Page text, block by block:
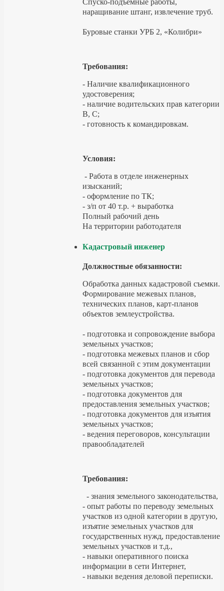
Спуско-подъемные работы,
наращивание штанг, извлечение труб.
Буровые станки УРБ 2, «Колибри»
Требования:
- Наличие квалификационного
удостоверения;
- наличие водительских прав категории
В, С;
- готовность к командировкам.
Условия:
- Работа в отделе инженерных
изысканий;
- оформление по ТК;
- з/п от 40 т.р. + выработка
Полный рабочий день
На территории работодателя
Кадастровый инженер
Должностные обязанности:
Обработка данных кадастровой съемки.
Формирование межевых планов,
технических планов, карт-планов
объектов землеустройства.
- подготовка и сопровождение выбора
земельных участков;
- подготовка межевых планов и сбор
всей связанной с этим документации
- подготовка документов для перевода
земельных участков;
- подготовка документов для
предоставления земельных участков;
- подготовка документов для изъятия
земельных участков;
- ведения переговоров, консультации
правообладателей
Требования:
- знания земельного законодательства,
- опыт работы по переводу земельных
участков из одной категории в другую,
изъятие земельных участков для
государственных нужд, предоставление
земельных участков и т.д.,
- навыки оперативного поиска
информации в сети Интернет,
- навыки ведения деловой переписки.